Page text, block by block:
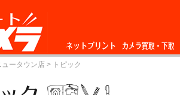
ネットプリント
カメラ買取・下
ータウン店 > トピック